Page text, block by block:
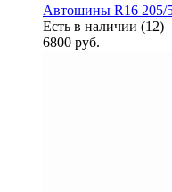
Автошины R16 205/
Есть в наличии (12)
6800 руб.